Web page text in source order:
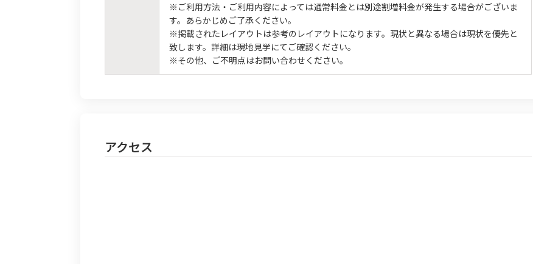
※ご利用方法・ご利用内容によっては通常料金とは別途割増料金が発生する場合がございま
す。あらかじめご了承ください。
※掲載されたレイアウトは参考のレイアウトになります。現状と異なる場合は現状を優先と
致します。詳細は現地見学にてご確認ください。
※その他、ご不明点はお問い合わせください。
アクセス